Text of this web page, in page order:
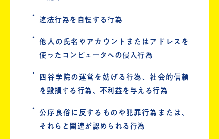
違法行為を自慢する行為
他人の氏名やアカウントまたはアドレスを
使ったコンピュータへの侵入行為
四谷学院の運営を妨げる行為、社会的信頼
を毀損する行為、不利益を与える行為
公序良俗に反するものや犯罪行為または、
それらと関連が認められる行為